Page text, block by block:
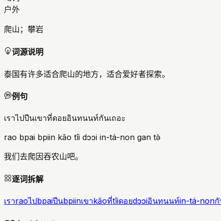
户外
爬山；攀岩
词源说明
泰国有许多适合爬山的地方，适合爱好者探索。
例句
เราไปปีนเขาที่ดอยอินทนนท์กันเถอะ
rao bpai bpiin kǎo tîi dɔɔi in-tá-non gan tə̀
我们去爬因吞农山吧。
逐词拆解
เราraoไปbpaiปีนbpiinเขาkǎoที่tîiดอยdɔɔiอินทนนท์in-tá-non